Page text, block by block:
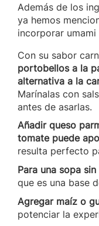
Además de los
ya hemos
incorporar umami
Con su sabor
portobellos a la
alternativa a la
Marínalas con
antes de asarlas.
Añadir queso
tomate puede
resulta perfecto
Para una sopa
que es una base
Agregar maíz o
potenciar la